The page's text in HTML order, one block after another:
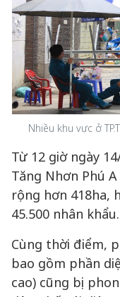
Nhiều khu vực ở
Từ 12 giờ ngày
Tăng Nhơn Phú
rộng hơn 418ha,
45.500 nhân khẩu.
Cùng thời điểm,
bao gồm phần
cao) cũng bị